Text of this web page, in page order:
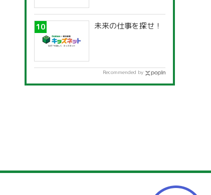
未来の仕事を探せ！
Recommended by